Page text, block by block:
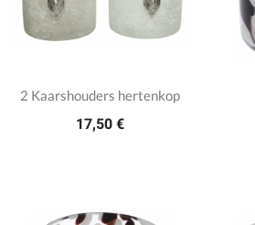
2 Kaarshouders hertenkop
17,50 €